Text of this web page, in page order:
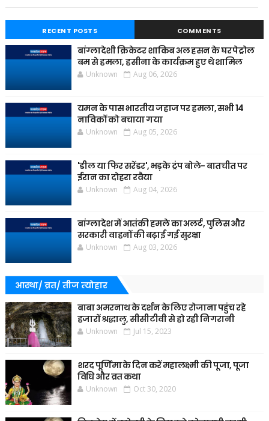
RECENT POSTS COMMENTS
बांग्लादेशी क्रिकेटर शाकिब अल हसन के घर पेट्रोल
बम से हमला, हसीना के कार्यक्रम हुए थे शामिल
Unknown Aug 06, 2026
यमन के पास भारतीय जहाज पर हमला, सभी 14
नाविकों को बचाया गया
Unknown Aug 05, 2026
'डील या फिर सरेंडर', भड़के ट्रंप बोले- बातचीत पर
ईरान का दोहरा रवैया
Unknown Aug 04, 2026
बांग्लादेश में आतंकी हमले का अलर्ट, पुलिस और
सरकारी वाहनों की बढ़ाई गई सुरक्षा
Unknown Aug 03, 2026
आस्था/ व्रत/ तीज त्‍योहार
बाबा अमरनाथ के दर्शन के लिए रोजाना पहुंच रहे
हजारों श्रद्धालु, सीसीटीवी से हो रही निगरानी
Unknown Jul 15, 2023
शरद पूर्णिमा के दिन करें महालक्ष्मी की पूजा, पूजा
विधि और व्रत कथा
Unknown Oct 30, 2020